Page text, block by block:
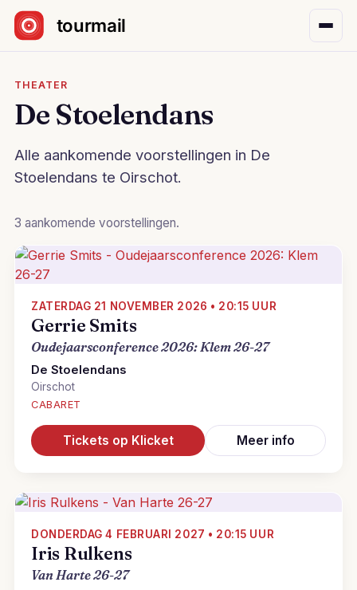
Sla navigatie over
THEATER
De Stoelendans
Alle aankomende voorstellingen in De
Stoelendans te Oirschot.
3 aankomende voorstellingen.
ZATERDAG 21 NOVEMBER 2026 • 20:15 UUR
Gerrie Smits
Oudejaarsconference 2026: Klem 26-27
De Stoelendans
Oirschot
CABARET
Tickets op Klicket Meer info
DONDERDAG 4 FEBRUARI 2027 • 20:15 UUR
Iris Rulkens
Van Harte 26-27